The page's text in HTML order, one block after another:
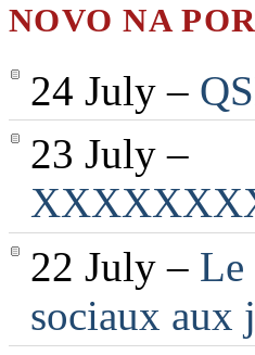
NOVO NA
24 July –
23 July –
22 July – Le
sociaux aux